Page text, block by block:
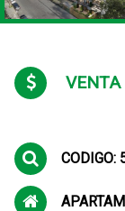
VENTA
CODIGO: